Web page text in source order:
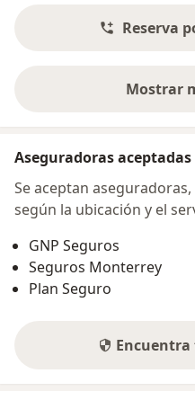
Reserva
Mostrar
Aseguradoras aceptadas
Se aceptan
según la ubicación y el
GNP Seguros
Seguros Monterrey
Plan Seguro